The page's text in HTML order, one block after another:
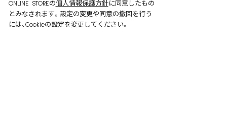
美容情報 よくあるご質問
ONLINE STOREの個人情報保護方針に同意したもの
とみなされます。設定の変更や同意の撤回を行う
には、Cookieの設定を変更してください。